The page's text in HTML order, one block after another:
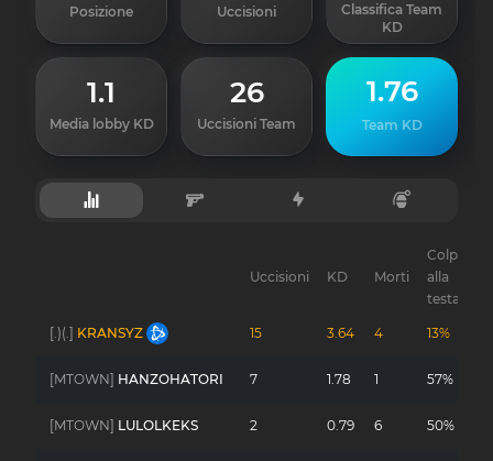
Posizione Uccisioni
Classifica Team
KD
1.1
Media lobby KD
26
Uccisioni Team
1.76
Team KD
Uccisioni KD Morti
Colpi
alla
testa
[.)(.] KRANSYZ 15 3.64 4 13%
[MTOWN] HANZOHATORI 7 1.78 1 57%
[MTOWN] LULOLKEKS 2 0.79 6 50%